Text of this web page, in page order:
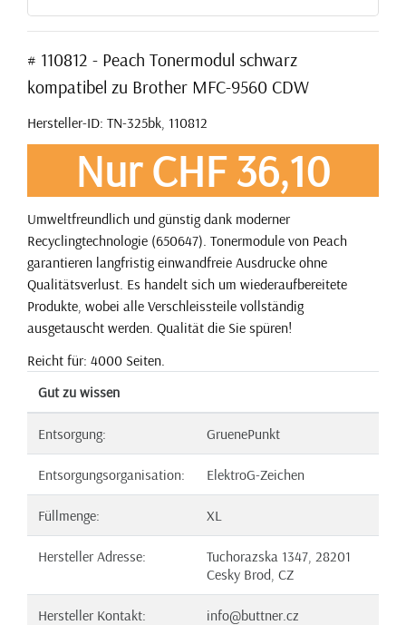
# 110812 - Peach Tonermodul schwarz
kompatibel zu Brother MFC-9560 CDW
Hersteller-ID: TN-325bk, 110812
Nur CHF 36,10
Umweltfreundlich und günstig dank moderner
Recyclingtechnologie (650647). Tonermodule von Peach
garantieren langfristig einwandfreie Ausdrucke ohne
Qualitätsverlust. Es handelt sich um wiederaufbereitete
Produkte, wobei alle Verschleissteile vollständig
ausgetauscht werden. Qualität die Sie spüren!
Reicht für: 4000 Seiten.
Gut zu wissen
Entsorgung: GruenePunkt
Entsorgungsorganisation: ElektroG-Zeichen
Füllmenge: XL
Hersteller Adresse:
Tuchorazska 1347, 28201
Cesky Brod, CZ
Hersteller Kontakt: info@buttner.cz